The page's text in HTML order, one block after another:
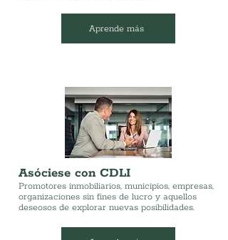
Aprende más
Asóciese con CDLI
Promotores inmobiliarios, municipios, empresas,
organizaciones sin fines de lucro y aquellos
deseosos de explorar nuevas posibilidades.